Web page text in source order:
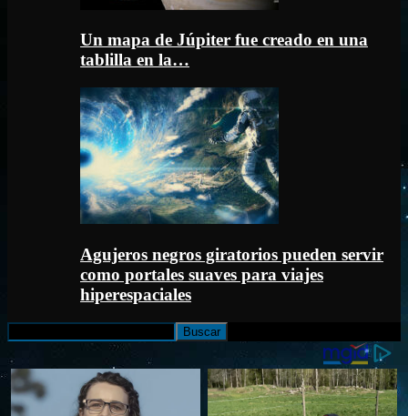
Un mapa de Júpiter fue creado en una
tablilla en la…
Agujeros negros giratorios pueden servir
como portales suaves para viajes
hiperespaciales